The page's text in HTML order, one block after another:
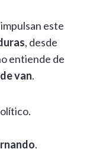
este
, desde
entiende de
van.
.